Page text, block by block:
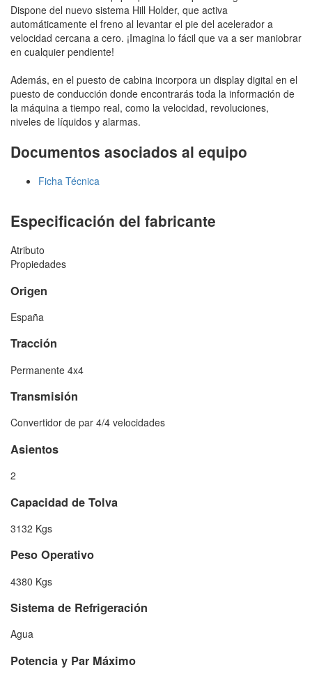
Dispone del nuevo sistema Hill Holder, que activa
automáticamente el freno al levantar el pie del acelerador a
velocidad cercana a cero. ¡Imagina lo fácil que va a ser maniobrar
en cualquier pendiente!
Además, en el puesto de cabina incorpora un display digital en el
puesto de conducción donde encontrarás toda la información de
la máquina a tiempo real, como la velocidad, revoluciones,
niveles de líquidos y alarmas.
Documentos asociados al equipo
Ficha Técnica
Especificación del fabricante
Atributo
Propiedades
Origen
España
Tracción
Permanente 4x4
Transmisión
Convertidor de par 4/4 velocidades
Asientos
2
Capacidad de Tolva
3132 Kgs
Peso Operativo
4380 Kgs
Sistema de Refrigeración
Agua
Potencia y Par Máximo